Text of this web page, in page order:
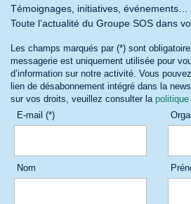
Témoignages, initiatives, événements…
Toute l’actualité du Groupe SOS dans
Les champs marqués par (*) sont
messagerie est uniquement utilisée pour
d’information sur notre activité. Vous
lien de désabonnement intégré dans la
sur vos droits, veuillez consulter la
E-mail (*)
Nom